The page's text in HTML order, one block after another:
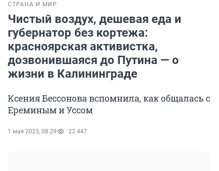
СТРАНА И МИР
Чистый воздух, дешевая еда и
губернатор без кортежа:
красноярская активистка,
дозвонившаяся до Путина — о
жизни в Калининграде
Ксения Бессонова вспомнила, как общалась с
Ереминым и Уссом
1 мая 2023, 08:29 22 447